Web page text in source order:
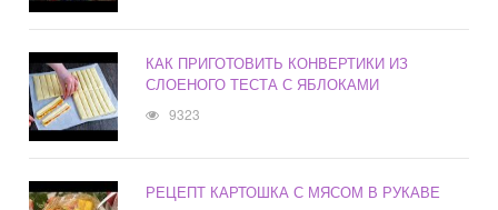
КАК ПРИГОТОВИТЬ КОНВЕРТИКИ ИЗ
СЛОЕНОГО ТЕСТА С ЯБЛОКАМИ
9323
РЕЦЕПТ КАРТОШКА С МЯСОМ В РУКАВЕ